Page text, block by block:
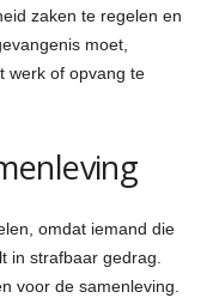
zaken te regelen en
moet,
werk of opvang te
omdat iemand die
in strafbaar gedrag.
voor de samenleving.